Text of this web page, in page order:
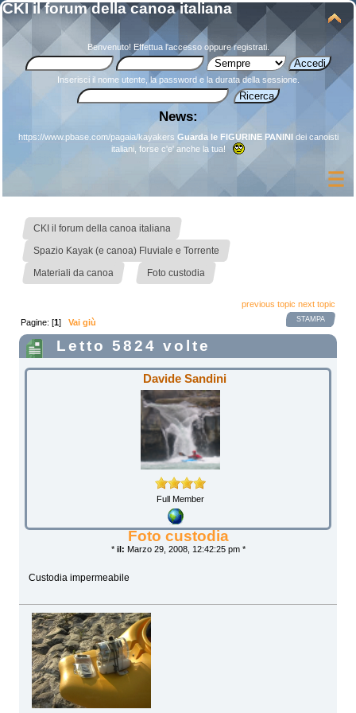
CKI il forum della canoa italiana
Benvenuto! Effettua l'accessooppureregistrati.
Inserisci il nome utente, la password e la durata della sessione.
News:
https://www.pbase.com/pagaia/kayakers Guarda le FIGURINE PANINIdei canoisti
italiani, forse c'e' anche la tua!
CKI il forum della canoa italiana
Spazio Kayak (e canoa) Fluviale e Torrente
Materiali da canoa Foto custodia
previous topic next topic
STAMPA
Pagine: [1]Vai giù
Letto 5824 volte
Davide Sandini
Full Member
Foto custodia
* il: Marzo 29, 2008, 12:42:25 pm *
Custodia impermeabile